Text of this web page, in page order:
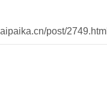
post/2749.html